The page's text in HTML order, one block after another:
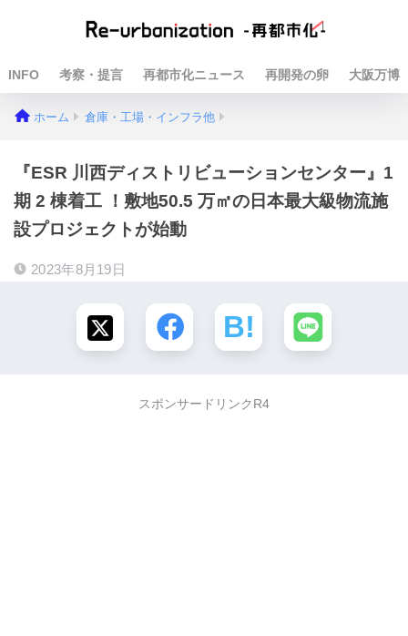
INFO 考察・提言 再都市化ニュース 再開発の卵 大阪万博
ホーム 倉庫・工場・インフラ他
『ESR 川⻄ディストリビューションセンター』1
期 2 棟着⼯ ！敷地50.5 万㎡の⽇本最⼤級物流施
設プロジェクトが始動
2023年8月19日
スポンサードリンクR4